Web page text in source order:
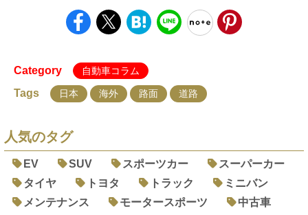
Category 自動車コラム
Tags 日本 海外 路面 道路
人気のタグ
EV SUV スポーツカー
スーパーカー
タイヤ
トヨタ トラック
ミニバン
メンテナンス
モータースポーツ
中古車